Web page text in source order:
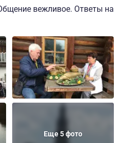
вежливое. Ответы на
Еще 5 фото